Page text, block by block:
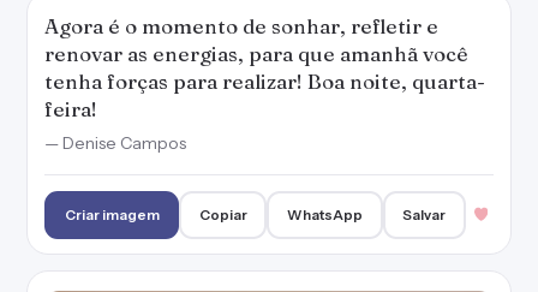
Agora é o momento de sonhar, refletir e
renovar as energias, para que amanhã você
tenha forças para realizar! Boa noite, quarta-
feira!
— Denise Campos
Criar imagem Copiar WhatsApp Salvar